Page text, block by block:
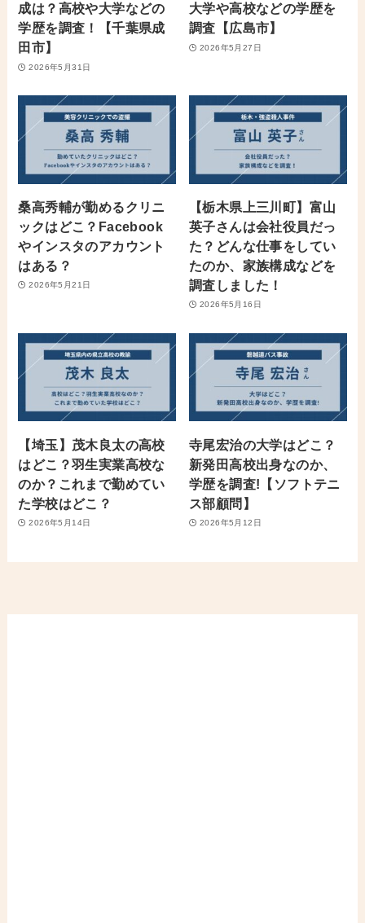
成は？高校や大学などの
学歴を調査！【千葉県成
田市】
2026年5月31日
大学や高校などの学歴を
調査【広島市】
2026年5月27日
桑高秀輔が勤めるクリニ
ックはどこ？Facebook
やインスタのアカウント
はある？
2026年5月21日
【栃木県上三川町】富山
英子さんは会社役員だっ
た？どんな仕事をしてい
たのか、家族構成などを
調査しました！
2026年5月16日
【埼玉】茂木良太の高校
はどこ？羽生実業高校な
のか？これまで勤めてい
た学校はどこ？
2026年5月14日
寺尾宏治の大学はどこ？
新発田高校出身なのか、
学歴を調査!【ソフトテニ
ス部顧問】
2026年5月12日